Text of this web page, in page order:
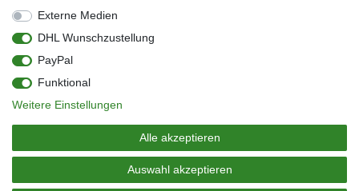
Widerrufs­recht
Kontakt
Barrierefreiheitserklärung
Zahlung & Versand
Vertrag widerrufen
© Copyright 2026 | Alle Rechte vorbehalten.
Externe Medien
DHL Wunschzustellung
PayPal
Funktional
Weitere Einstellungen
Alle akzeptieren
Auswahl akzeptieren